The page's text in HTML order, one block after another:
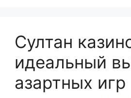
Султан
идеальный
азартных игр